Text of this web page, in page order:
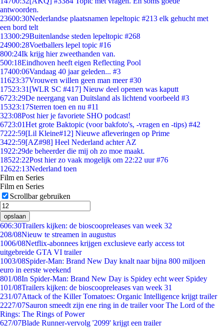
antwoorden.
23600:30Nederlandse plaatsnamen lepeltopic #213 elk gehucht met
een bord telt
13300:29Buitenlandse steden lepeltopic #268
24900:28Voetballers lepel topic #16
800:24Ik krijg hier zweethanden van.
500:18Eindhoven heeft eigen Reflecting Pool
17400:06Vandaag 40 jaar geleden... #3
11623:37Vrouwen willen geen man meer #30
17523:31 [WLR SC #417] Nieuw deel openen was kaputt
6723:29De neergang van Duitsland als lichtend voorbeeld #3
15323:17Sterren toen en nu #11
323:08Post hier je favoriete SHO podcast!
6723:01Het grote Baktopic (voor bakfoto's, -vragen en -tips) #42
7222:59[Lil Kleine#12] Nieuwe afleveringen op Prime
3422:59[AZ#98] Heel Nederland achter AZ
1922:29de beheerder die mij oh zo moe maakt.
18522:22Post hier zo vaak mogelijk om 22:22 uur #76
12622:13Nederland toen
Film en Series
Film en Series
Scrollbar gebruiken
opslaan
606:30Trailers kijken: de bioscoopreleases van week 32
208/08Nieuw te streamen in augustus
1006/08Netflix-abonnees krijgen exclusieve early access tot
uitgebreide GTA VI trailer
1003/08Spider-Man: Brand New Day knalt naar bijna 800 miljoen
euro in eerste weekend
801/08In Spider-Man: Brand New Day is Spidey echt weer Spidey
101/08Trailers kijken: de bioscoopreleases van week 31
231/07Attack of the Killer Tomatoes: Organic Intelligence krijgt trailer
2227/07Sauron smeedt zijn ene ring in de trailer voor The Lord of the
Rings: The Rings of Power
627/07Blade Runner-vervolg '2099' krijgt een trailer